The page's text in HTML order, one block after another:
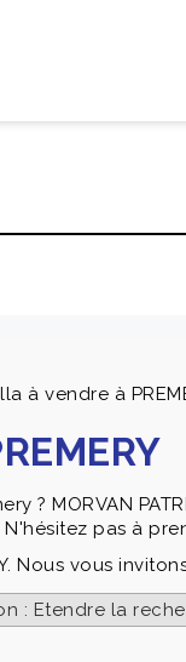
à vendre à
? MORVAN
pas à
Nous vous
: Etendre la